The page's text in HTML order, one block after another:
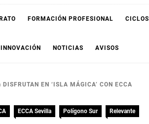
FORMACIÓN PROFESIONAL CICLOS
INNOVACIÓN NOTICIAS AVISOS
EN ‘ISLA MÁGICA’ CON ECCA
ECCA Sevilla Polígono Sur Relevante